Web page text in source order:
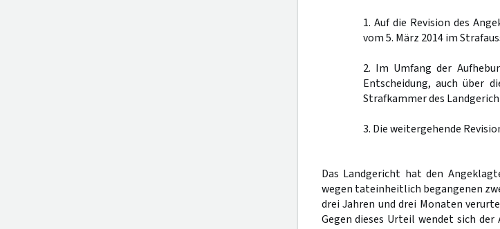
1. Auf die Revision des
vom 5. März 2014 im
2. Im Umfang der
Entscheidung, auch über
Strafkammer des
3. Die weitergehende
Das Landgericht hat den
wegen tateinheitlich begangenen
drei Jahren und drei Monaten
Gegen dieses Urteil wendet sich